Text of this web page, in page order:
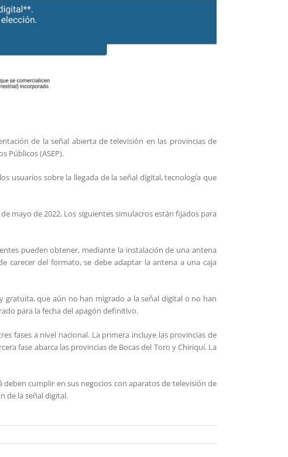
de la señal abierta de televisión en las provincias de
Públicos (ASEP).
usuarios sobre la llegada de la señal digital, tecnología que
mayo de 2022. Los siguientes simulacros están fijados para
pueden obtener, mediante la instalación de una antena
carecer del formato, se debe adaptar la antena a una caja
gratuita, que aún no han migrado a la señal digital o no han
para la fecha del apagón definitivo.
fases a nivel nacional. La primera incluye las provincias de
fase abarca las provincias de Bocas del Toro y Chiriquí. La
cumplir en sus negocios con aparatos de televisión de
de la señal digital.